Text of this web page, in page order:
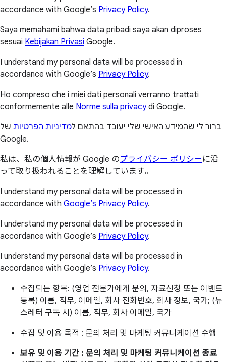
accordance with Google’s Privacy Policy.
Saya memahami bahwa data pribadi saya akan diproses
sesuai Kebijakan Privasi Google.
I understand my personal data will be processed in
accordance with Google’s Privacy Policy.
Ho compreso che i miei dati personali verranno trattati
conformemente alle Norme sulla privacydi Google.
ברור לי שהמידע האישי שלי יעובד בהתאם למדיניות הפרטיות של
Google.
私は、私の個人情報が Google のプライバシー ポリシー に沿
って取り扱われることを理解しています。
I understand my personal data will be processed in
accordance with Google’s Privacy Policy.
I understand my personal data will be processed in
accordance with Google’s Privacy Policy.
I understand my personal data will be processed in
accordance with Google’s Privacy Policy.
수집되는 항목: (영업 전문가에게 문의, 자료신청 또는 이벤트
등록) 이름, 직무, 이메일, 회사 전화번호, 회사 정보, 국가; (뉴
스레터 구독 시) 이름, 직무, 회사 이메일, 국가
수집 및 이용 목적 : 문의 처리 및 마케팅 커뮤니케이션 수행
보유 및 이용 기간 : 문의 처리 및 마케팅 커뮤니케이션 종료